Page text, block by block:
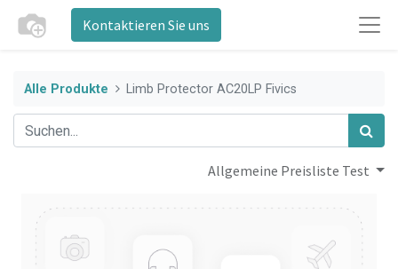
Kontaktieren Sie uns
Alle Produkte Limb Protector AC20LP Fivics
Allgemeine Preisliste Test